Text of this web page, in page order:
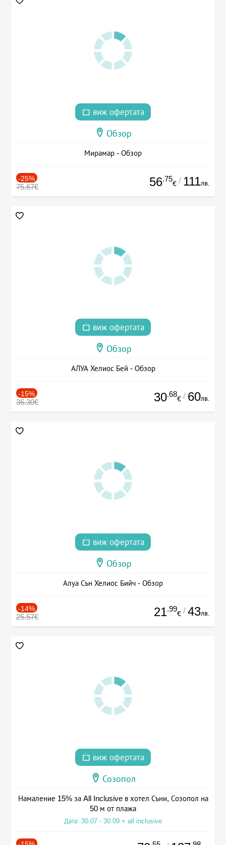
виж офертата
Обзор
Мирамар - Обзор
-25%
75.67€ 56.75
€ / 111лв.
виж офертата
Обзор
АЛУА Хелиос Бей - Обзор
-15%
36.30€ 30.68
€ / 60лв.
виж офертата
Обзор
Алуа Сън Хелиос Бийч - Обзор
-14%
25.57€ 21.99
€ / 43лв.
виж офертата
Созопол
Намаление 15% за All Inclusive в хотел Съни, Созопол на
50 м от плажа
Дата: 30.07 - 30.09 + all inclusive